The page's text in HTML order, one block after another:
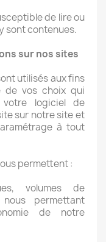
de lire ou
sont contenues.
sur nos sites
utilisés aux fins
de vos choix qui
logiciel de
sur notre site et
à tout
permettent :
volumes de
permettant
de notre